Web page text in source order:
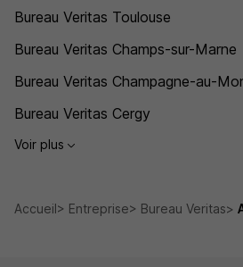
Bureau Veritas Toulouse
Bureau Veritas Champs-sur-Marne
Bureau Veritas Champagne-au-
Bureau Veritas Cergy
Voir plus
Accueil Entreprise Bureau Veritas